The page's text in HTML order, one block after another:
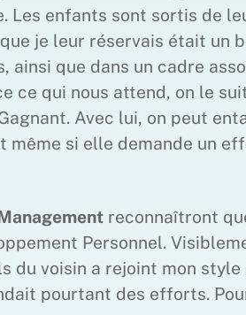
Les enfants sont sortis de
je leur réservais était un
ainsi que dans un cadre
ce qui nous attend, on le
Avec lui, on peut
si elle demande un
reconnaîtront
Personnel.
du voisin a rejoint mon
pourtant des efforts.